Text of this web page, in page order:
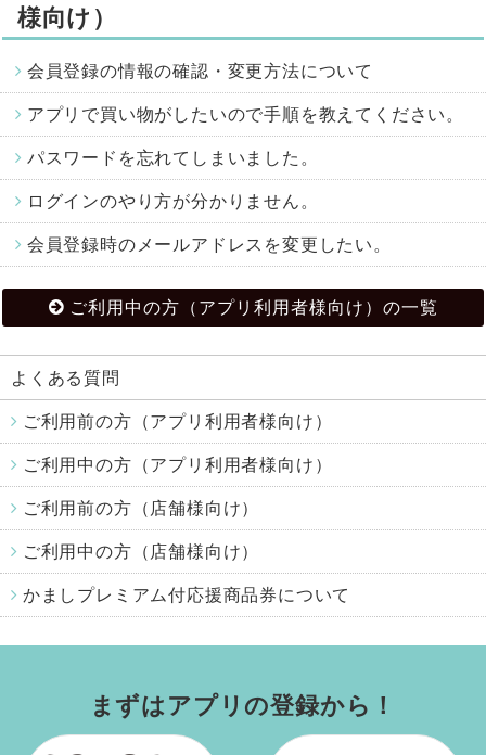
様向け）
会員登録の情報の確認・変更方法について
アプリで買い物がしたいので手順を教えてください。
パスワードを忘れてしまいました。
ログインのやり方が分かりません。
会員登録時のメールアドレスを変更したい。
ご利用中の方（アプリ利用者様向け）の一覧
よくある質問
ご利用前の方（アプリ利用者様向け）
ご利用中の方（アプリ利用者様向け）
ご利用前の方（店舗様向け）
ご利用中の方（店舗様向け）
かましプレミアム付応援商品券について
まずはアプリの登録から！